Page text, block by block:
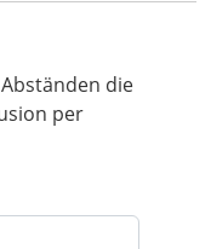
die
per